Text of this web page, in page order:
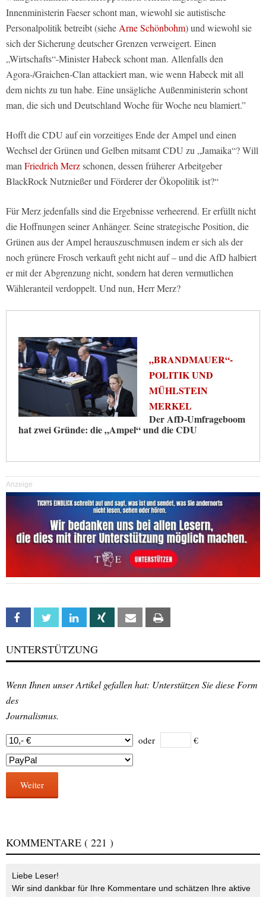
Innenministerin Faeser schont man, wiewohl sie autistische
Personalpolitik betreibt (sieheArne Schönbohm) und wiewohl sie
sich der Sicherung deutscher Grenzen verweigert. Einen
„Wirtschafts“-Minister Habeck schont man. Allenfalls den
Agora-/Graichen-Clan attackiert man, wie wenn Habeck mit all
dem nichts zu tun habe. Eine unsägliche Außenministerin schont
man, die sich und Deutschland Woche für Woche neu blamiert.”
Hofft die CDU auf ein vorzeitiges Ende der Ampel und einen
Wechsel der Grünen und Gelben mitsamt CDU zu „Jamaika“? Will
manFriedrich Merzschonen, dessen früherer Arbeitgeber
BlackRock Nutznießer und Förderer der Ökopolitik ist?“
Für Merz jedenfalls sind die Ergebnisse verheerend. Er erfüllt nicht
die Hoffnungen seiner Anhänger. Seine strategische Position, die
Grünen aus der Ampel herauszuschmusen indem er sich als der
noch grünere Frosch verkauft geht nicht auf – und die AfD halbiert
er mit der Abgrenzung nicht, sondern hat deren vermutlichen
Wähleranteil verdoppelt. Und nun, Herr Merz?
„BRANDMAUER“-
POLITIK UND
MÜHLSTEIN
MERKEL
Der AfD-Umfrageboom
hat zwei Gründe: die „Ampel“ und die CDU
Anzeige
Facebook Twitter Linkedin Xing Email
UNTERSTÜTZUNG
Wenn Ihnen unser Artikel gefallen hat: Unterstützen Sie diese Form
des
Journalismus.
oder €
Weiter
KOMMENTARE ( 221 )
Liebe Leser!
Wir sind dankbar für Ihre Kommentare und schätzen Ihre aktive